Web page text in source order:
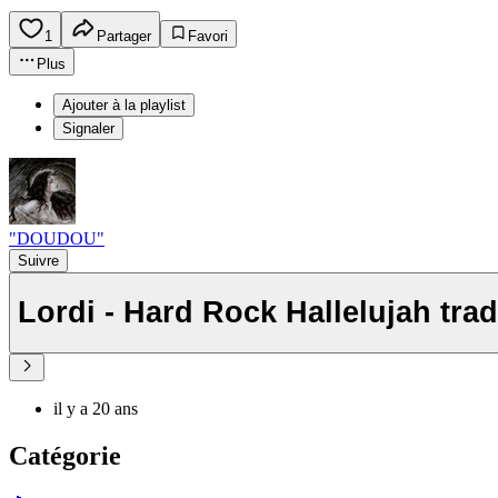
1 Partager
Favori
Plus
Ajouter à la playlist
Signaler
"DOUDOU"
Suivre
Lordi - Hard Rock Hallelujah
il y a 20 ans
Catégorie